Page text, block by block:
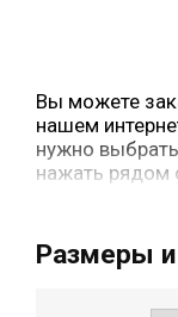
Вы можете
нашем
нужно
нажать рядом
Размеры